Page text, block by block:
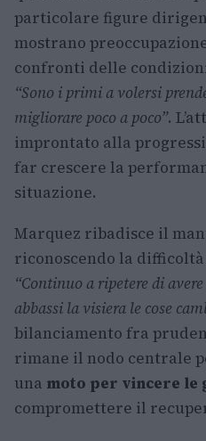
particolare figure
mostrano
confronti delle
“Sono i primi a volersi
migliorare poco a poco”.
improntato alla
far crescere la
situazione.
Marquez ribadisce il
riconoscendo la
“Continuo a ripetere di
abbassi la visiera le cose
bilanciamento fra
rimane il nodo centrale
una moto per vincere le
compromettere il